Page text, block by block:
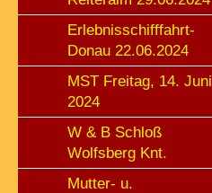
Erlebnisschifffahrt-
Donau 22.06.2024
MST Freitag, 14. Juni
2024
W & B Schloß
Wolfsberg Knt.
Mutter- u.